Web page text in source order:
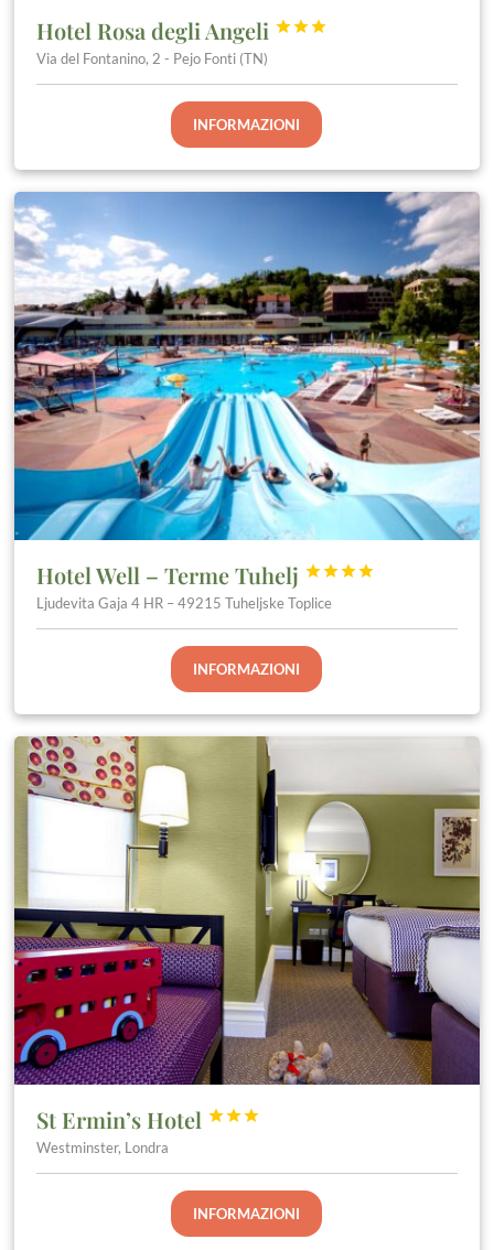
Hotel Rosa degli Angeli 


Via del Fontanino, 2 - Pejo Fonti (TN)
INFORMAZIONI
Hotel Well – Terme Tuhelj 



Ljudevita Gaja 4 HR – 49215 Tuheljske Toplice
INFORMAZIONI
St Ermin’s Hotel 


Westminster, Londra
INFORMAZIONI